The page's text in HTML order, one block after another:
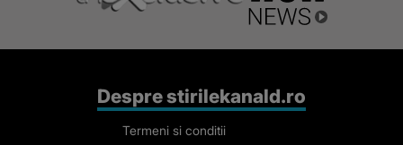
Despre stirilekanald.ro
Termeni si conditii